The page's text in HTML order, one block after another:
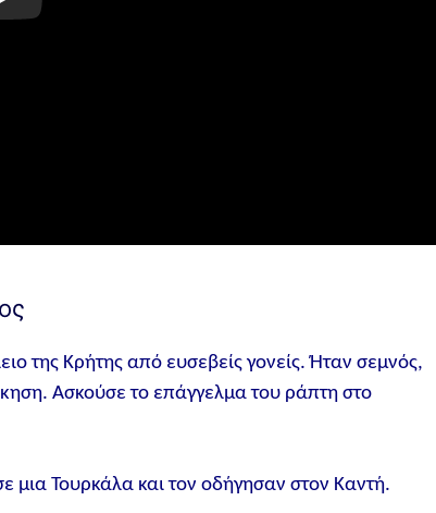
της Κρήτης από ευσεβείς γονείς. Ήταν σεμνός,
Ασκούσε το επάγγελμα του ράπτη στο
μια Τουρκάλα και τον οδήγησαν στον Καντή.